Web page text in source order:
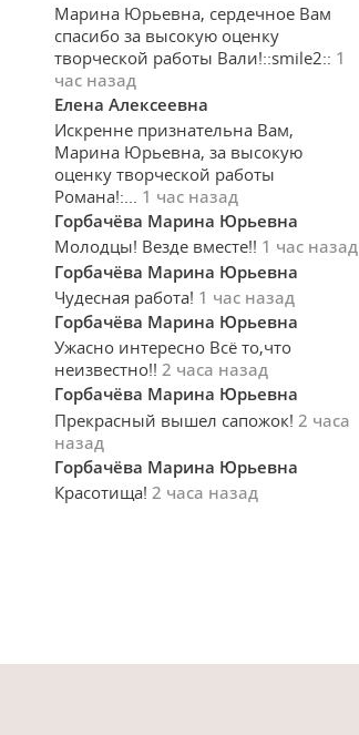
Марина Юрьевна, сердечное Вам
спасибо за высокую оценку
творческой работы Вали!::smile2:: 1
час назад
Елена Алексеевна
Искренне признательна Вам,
Марина Юрьевна, за высокую
оценку творческой работы
Романа!:... 1 час назад
Горбачёва Марина Юрьевна
Молодцы! Везде вместе!! 1 час назад
Горбачёва Марина Юрьевна
Чудесная работа! 1 час назад
Горбачёва Марина Юрьевна
Ужасно интересно Всё то,что
неизвестно!! 2 часа назад
Горбачёва Марина Юрьевна
Прекрасный вышел сапожок! 2 часа
назад
Горбачёва Марина Юрьевна
Красотища! 2 часа назад